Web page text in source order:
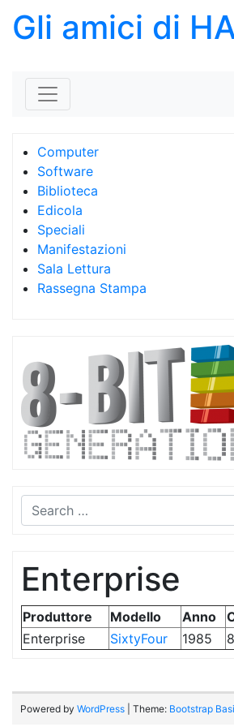
Gli amici di
Computer
Software
Biblioteca
Edicola
Speciali
Manifestazioni
Sala Lettura
Rassegna Stampa
Enterprise
Produttore Modello Anno
Enterprise
SixtyFour 1985
Powered by WordPress | Theme: Bootstrap